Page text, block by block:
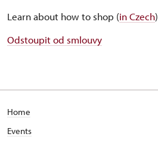
Learn about how to shop (in Czech)
Odstoupit od smlouvy
Home
Events